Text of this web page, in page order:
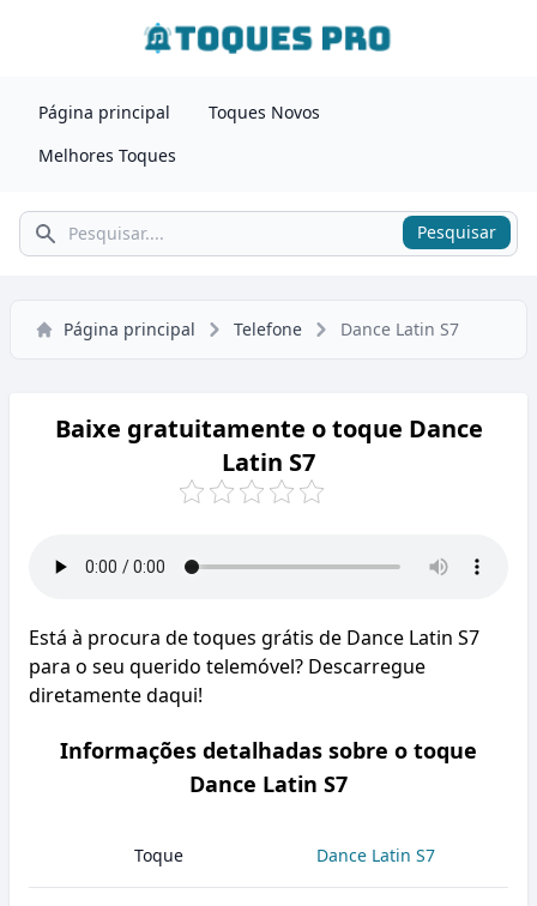
Página principal
Toques Novos
Melhores Toques
Pesquisar Pesquisar
Página principal Telefone Dance Latin S7
Baixe gratuitamente o toque Dance
Latin S7
Está à procura de toques grátis de Dance Latin S7
para o seu querido telemóvel? Descarregue
diretamente daqui!
Informações detalhadas sobre o toque
Dance Latin S7
Toque Dance Latin S7